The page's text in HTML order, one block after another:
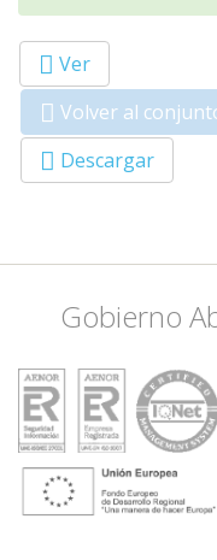
Primary
Ver
Volver al
Descargar
Gobierno